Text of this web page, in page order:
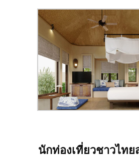
นักท่องเที่ยวชาวไทย